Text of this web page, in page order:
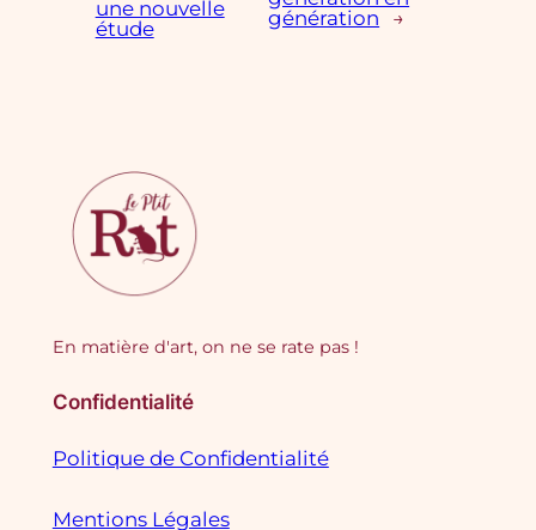
une nouvelle
étude
génération
→
En matière d'art, on ne se rate pas !
Confidentialité
Politique de Confidentialité
Mentions Légales